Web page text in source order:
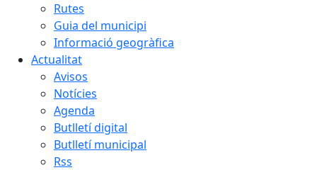
Rutes
Guia del municipi
Informació geogràfica
Actualitat
Avisos
Notícies
Agenda
Butlletí digital
Butlletí municipal
Rss